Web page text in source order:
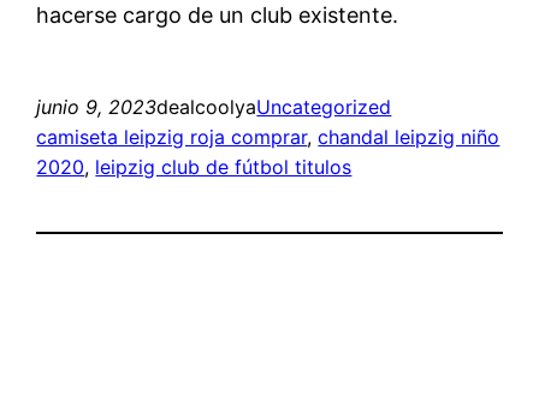
hacerse cargo de un club existente.
junio 9, 2023dealcoolyaUncategorized
camiseta leipzig roja comprar, chandal leipzig niño
2020, leipzig club de fútbol titulos